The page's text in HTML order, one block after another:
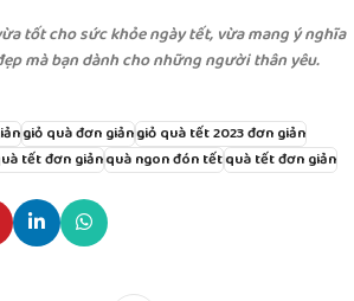
tốt cho sức khỏe ngày tết, vừa mang ý nghĩa
mà bạn dành cho những người thân yêu.
giỏ quà đơn giảngiỏ quà tết 2023 đơn giản
tết đơn giảnquà ngon đón tếtquà tết đơn giản